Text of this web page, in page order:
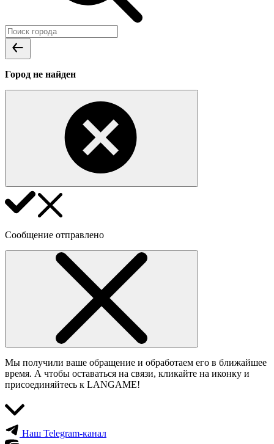
Город не найден
Сообщение отправлено
Мы получили ваше обращение и обработаем его в ближайшее
время. А чтобы оставаться на связи, кликайте на иконку и
присоединяйтесь к LANGAME!
Наш Telegram-канал